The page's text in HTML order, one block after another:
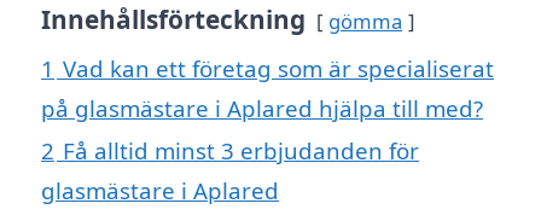
Innehållsförteckning gömma
1 Vad kan ett företag som är specialiserat
på glasmästare i Aplared hjälpa till med?
2 Få alltid minst 3 erbjudanden för
glasmästare i Aplared